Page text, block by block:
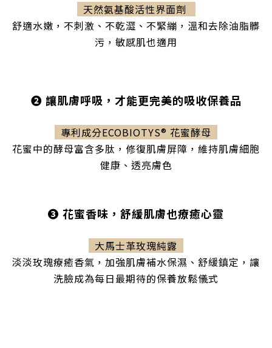
天然氨基酸活性界面劑
舒適水嫩，不刺激、不乾澀、不緊繃， 溫和去除油脂髒
污， 敏感肌也適用
❷ 讓肌膚呼吸，才能更完美的吸收保養品
專利成分ECOBIOTYS® 花蜜酵母
花蜜中的酵母富含多肽，修復肌膚屏障，維持肌膚細胞
健康、 透亮膚色
❸ 花蜜香味，舒緩肌膚也療癒心靈
大馬士革玫瑰純露
淡淡玫瑰療癒香氣，加強肌膚補水保濕、舒緩鎮定， 讓
洗臉成為每日最期待的保養放鬆儀式